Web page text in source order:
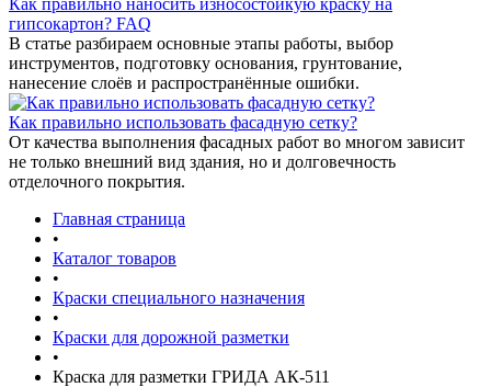
Как правильно наносить износостойкую краску на
гипсокартон? FAQ
В статье разбираем основные этапы работы, выбор
инструментов, подготовку основания, грунтование,
нанесение слоёв и распространённые ошибки.
Как правильно использовать фасадную сетку?
От качества выполнения фасадных работ во многом зависит
не только внешний вид здания, но и долговечность
отделочного покрытия.
Главная страница
•
Каталог товаров
•
Краски специального назначения
•
Краски для дорожной разметки
•
Краска для разметки ГРИДА АК-511